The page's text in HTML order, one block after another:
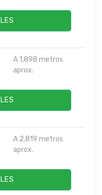
A 1,898 metros
aprox.
A 2,819 metros
aprox.